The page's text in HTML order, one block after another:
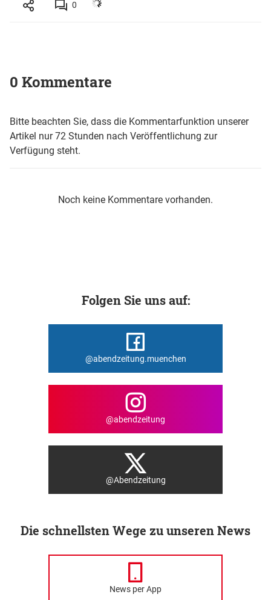
0
0 Kommentare
Bitte beachten Sie, dass die Kommentarfunktion unserer
Artikel nur 72 Stunden nach Veröffentlichung zur
Verfügung steht.
Noch keine Kommentare vorhanden.
Folgen Sie uns auf:
@abendzeitung.muenchen
@abendzeitung
@Abendzeitung
Die schnellsten Wege zu unseren News
News per App